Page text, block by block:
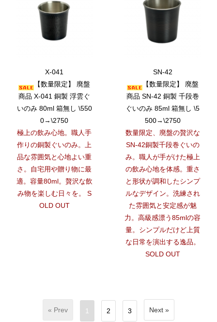
X-041
【数量限定】 廃盤
商品 X-041 銅製 浮雲ぐ
いのみ 80ml 箱無し \550
0→\2750
極上の飲み心地。職人手
作りの銅製ぐいのみ。上
品な雰囲気と心地よい重
さ。自宅用や贈り物に最
適。容量80ml。贅沢な飲
み物を楽しむ日々を。 S
OLD OUT
SN-42
【数量限定】 廃盤
商品 SN-42 銅製 千段巻
ぐいのみ 85ml 箱無し \5
500→\2750
数量限定、廃盤の贅沢な
SN-42銅製千段巻ぐいの
み。職人が手がけた極上
の飲み心地を体感。重さ
と形状が調和したシンプ
ルなデザイン。洗練され
た雰囲気と安定感が魅
力。高級感漂う85mlの容
量。シンプルだけど上質
な日常を演出する逸品。
SOLD OUT
« Prev 1 2 3 Next »